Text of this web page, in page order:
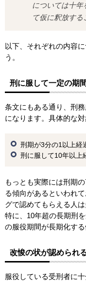
については十
て仮に釈放する
以下、それぞれの内容
う。
刑に服して一定の期
条文にもある通り、刑
になります。具体的な
刑期が3分の1以上経
刑に服して10年以上
もっとも実際には刑期
る傾向があるといわれ
グで認めてもらえる人は
特に、10年超の長期刑
の服役期間が長期化す
改悛の状が認められ
服役している受刑者に